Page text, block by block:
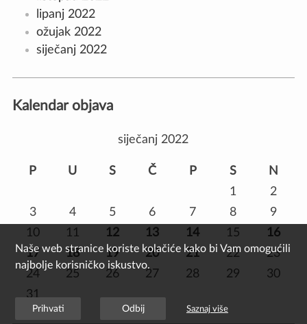
lipanj 2022
ožujak 2022
siječanj 2022
Kalendar objava
siječanj 2022
P U S Č P S
N
1
2
3
4 5 6 7 8
9
10
11 12 13 14 15
16
17
18 19 20 21 22
23
24
25 26 27 28 29
30
31
ožu »
Naše web stranice koriste kolačiće kako bi Vam omogućili
najbolje korisničko iskustvo.
Prihvati Odbij Saznaj više